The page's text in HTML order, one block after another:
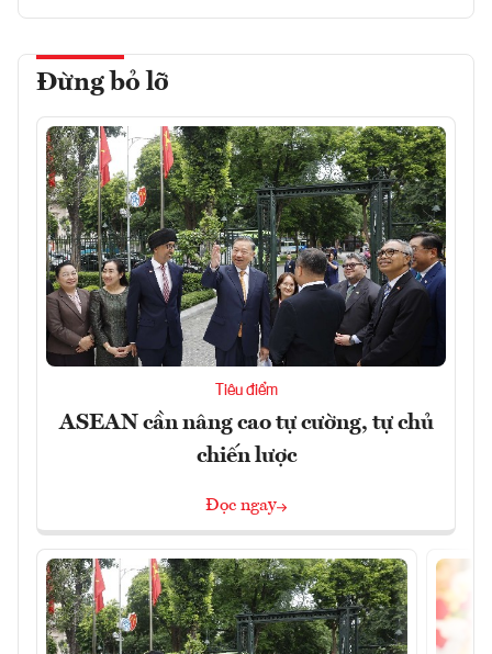
Đừng bỏ lỡ
Tiêu điểm
ASEAN cần nâng cao tự cường, tự chủ
chiến lược
Đọc ngay